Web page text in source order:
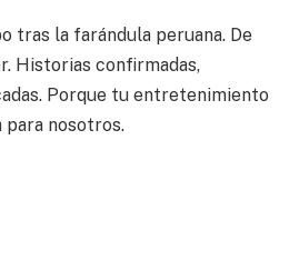
tras la farándula peruana. De
Historias confirmadas,
Porque tu entretenimiento
para nosotros.